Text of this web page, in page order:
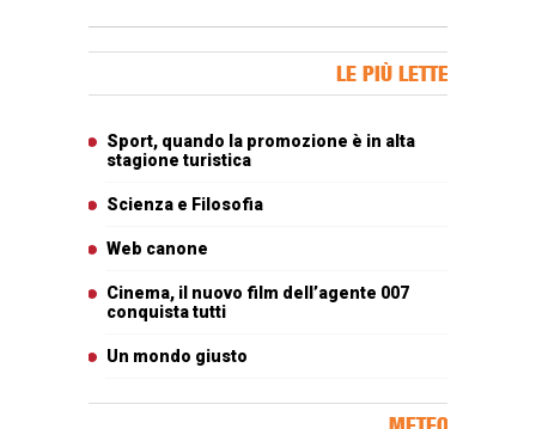
LE PIÙ LETTE
Sport, quando la promozione è in alta
stagione turistica
Scienza e Filosofia
Web canone
Cinema, il nuovo film dell’agente 007
conquista tutti
Un mondo giusto